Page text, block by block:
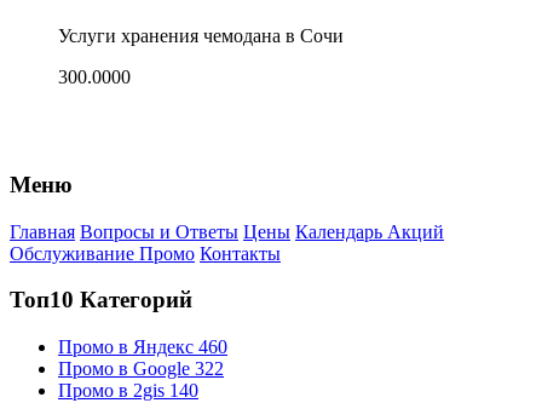
Услуги хранения чемодана в Сочи
300.0000
Меню
Главная Вопросы и Ответы Цены Календарь Акций
Обслуживание Промо Контакты
Топ10 Категорий
Промо в Яндекс 460
Промо в Google 322
Промо в 2gis 140